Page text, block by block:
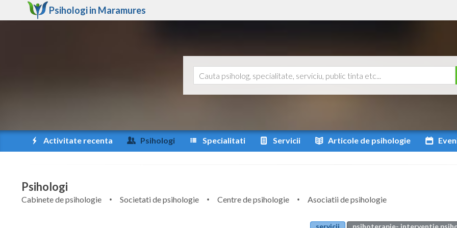
Psihologi in Maramures
Activitate recenta Psihologi Specialitati Servicii Articole de psihologie
Psihologi
Cabinete de psihologie Societati de psihologie Centre de psihologie
Asociatii de psihologie
servicii psihoterapie- interventie